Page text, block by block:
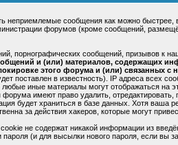
неприемлемые сообщения как можно
форумов (кроме сообщений,
порнографических сообщений, призывов к
и (или) материалов, содержащих
этого форума и (или) связанных с
в известность). IP адреса всех
иные материалы могут отображаться на
имеют право удалить,
будет храниться в базе данных. Хотя ваша
за действия хакеров, которые могут
не содержат никакой информации из
(и для высылки нового пароля, если вы